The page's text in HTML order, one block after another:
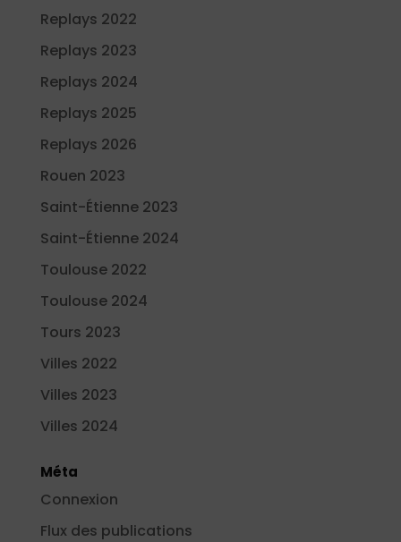
Replays 2022
Replays 2023
Replays 2024
Replays 2025
Replays 2026
Rouen 2023
Saint-Étienne 2023
Saint-Étienne 2024
Toulouse 2022
Toulouse 2024
Tours 2023
Villes 2022
Villes 2023
Villes 2024
Méta
Connexion
Flux des publications